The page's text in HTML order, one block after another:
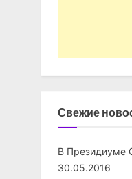
Свежие
В Президиуме
30.05.2016